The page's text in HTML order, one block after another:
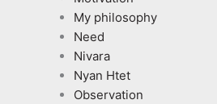
My philosophy
Need
Nivara
Nyan Htet
Observation